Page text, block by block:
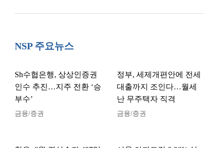
NSP 주요뉴스
Sh수협은행, 상상인증권
인수 추진…지주 전환 ‘승
부수’
금융/증권
정부, 세제개편안에 전세
대출까지 조인다…월세
난 무주택자 직격
금융/증권